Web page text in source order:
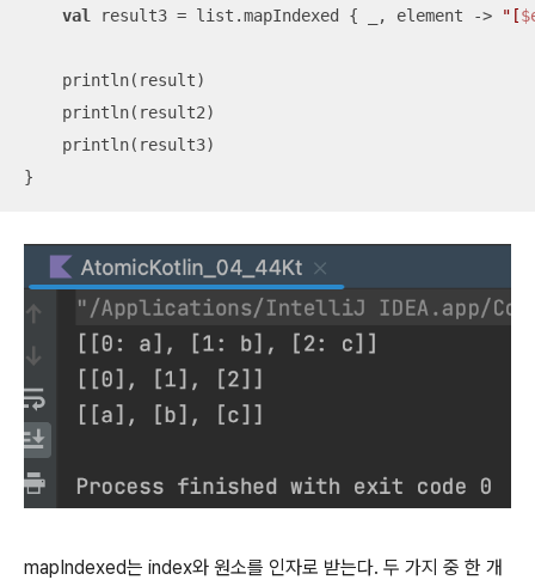
val
result3 = list.mapIndexed { _, element -> "[
    println(result)
    println(result2)
    println(result3)
}
mapIndexed는 index와 원소를 인자로 받는다. 두 가지 중 한 개